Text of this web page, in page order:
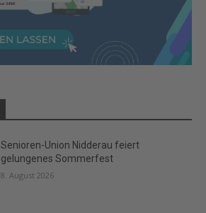
Senioren-Union Nidderau feiert
gelungenes Sommerfest
8. August 2026